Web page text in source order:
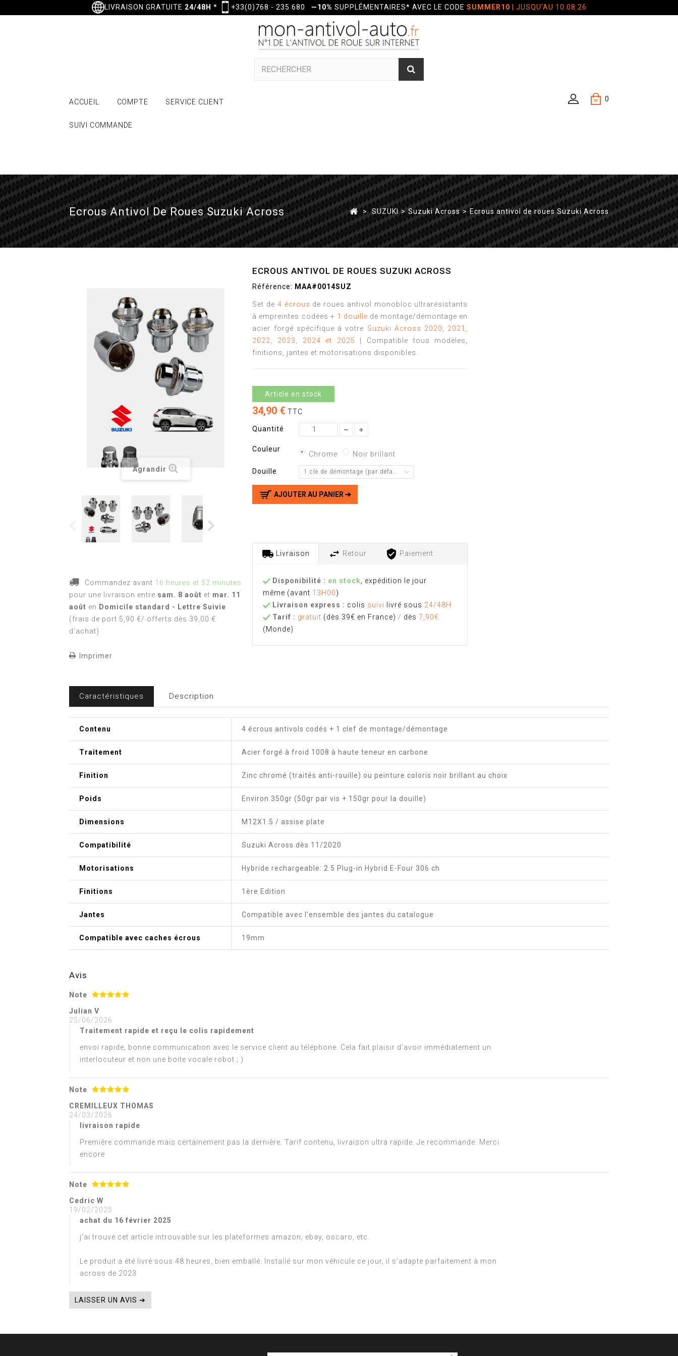
LIVRAISON GRATUITE 24/48H * +33(0)768 - 235 680 —10% SUPPLÉMENTAIRES* AVEC LE CODE SUMMER10 | JUSQU'AU 10.08.26
0
ACCUEIL COMPTE SERVICE CLIENT
SUIVI COMMANDE
Ecrous Antivol De Roues Suzuki Across > SUZUKI > Suzuki Across > Ecrous antivol de roues Suzuki Across
Agrandir
Commandez avant 16 heures et 52 minutes
pour une livraison entre sam. 8 août et mar. 11
août en Domicile standard - Lettre Suivie
(frais de port 5,90 €/ offerts dès 39,00 €
d'achat)
Imprimer
ECROUS ANTIVOL DE ROUES SUZUKI ACROSS
Référence: MAA#0014SUZ
Set de 4 écrous de roues antivol monobloc ultrarésistants
à empreintes codées + 1 douille de montage/démontage en
acier forgé spécifique à votre Suzuki Across 2020, 2021,
2022, 2023, 2024 et 2025
| Compatible tous modèles,
finitions, jantes et motorisations disponibles.
Article en stock
34,90 € TTC
Quantité
Couleur
Chrome Noir brillant
Douille 1 clé de démontage (par défaut)
AJOUTER AU PANIER ➔
Livraison Retour Paiement
Disponibilité : en stock , expédition le jour
même (avant 13H00)
Livraison express : colis suivi livré sous 24/48H
Tarif : gratuit (dès 39€ en France) / dès 7,90€
(Monde)
Caractéristiques Description
Contenu 4 écrous antivols codés + 1 clef de montage/démontage
Traitement Acier forgé à froid 1008 à haute teneur en carbone
Finition Zinc chromé (traités anti-rouille) ou peinture coloris noir brillant au choix
Poids Environ 350gr (50gr par vis + 150gr pour la douille)
Dimensions M12X1.5 / assise plate
Compatibilité Suzuki Across dès 11/2020
Motorisations Hybride rechargeable: 2.5 Plug-in Hybrid E-Four 306 ch
Finitions 1ère Edition
Jantes Compatible avec l'ensemble des jantes du catalogue
Compatible avec caches écrous 19mm
Avis
Note
Julian V
25/06/2026
Traitement rapide et reçu le colis rapidement
envoi rapide, bonne communication avec le service client au téléphone. Cela fait plaisir d'avoir immédiatement un
interlocuteur et non une boite vocale robot ; )
Note
CREMILLEUX THOMAS
24/03/2026
livraison rapide
Première commande mais certainement pas la dernière. Tarif contenu, livraison ultra rapide. Je recommande. Merci
encore
Note
Cedric W
19/02/2025
achat du 16 février 2025
j'ai trouvé cet article introuvable sur les plateformes amazon, ebay, oscaro, etc.
Le produit a été livré sous 48 heures, bien emballé. Installé sur mon véhicule ce jour, il s'adapte parfaitement à mon
across de 2023
LAISSER UN AVIS ➔